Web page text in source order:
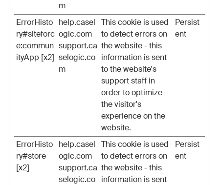
m
ErrorHisto
ry#siteforc
e:commun
ityApp [x2]
help.casel
ogic.com
support.ca
selogic.co
m
This cookie is used
to detect errors on
the website - this
information is sent
to the website's
support staff in
order to optimize
the visitor's
experience on the
website.
Persist
ent
ErrorHisto
ry#store
[x2]
help.casel
ogic.com
support.ca
selogic.co
This cookie is used
to detect errors on
the website - this
information is sent
Persist
ent